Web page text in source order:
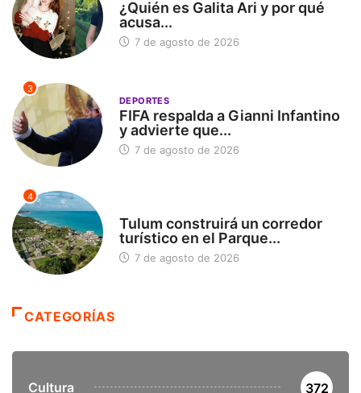
¿Quién es Galita Ari y por qué
acusa...
7 de agosto de 2026
3
DEPORTES
FIFA respalda a Gianni Infantino
y advierte que...
7 de agosto de 2026
4
Tulum construirá un corredor
turístico en el Parque...
7 de agosto de 2026
CATEGORÍAS
Cultura 372